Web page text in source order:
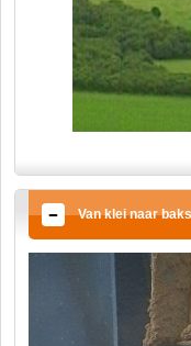
Van klei naar